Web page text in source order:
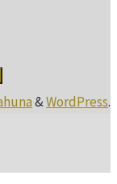
&WordPress.